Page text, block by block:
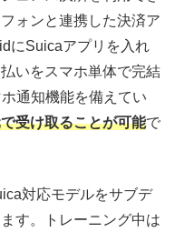
ォンと連携した決済ア
にSuicaアプリを入れ
いをスマホ単体で完結
通知機能を備えてい
受け取ることが可能で
対応モデルをサブデ
す。トレーニング中は